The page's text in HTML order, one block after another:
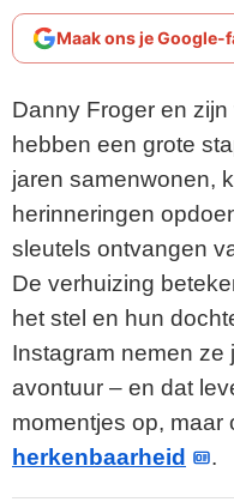
Maak ons je Google-
Danny Froger en
hebben een grote
jaren samenwonen,
herinneringen
sleutels ontvangen
De verhuizing
het stel en hun
Instagram nemen ze
avontuur – en dat
momentjes op, maar
herkenbaarheid
.